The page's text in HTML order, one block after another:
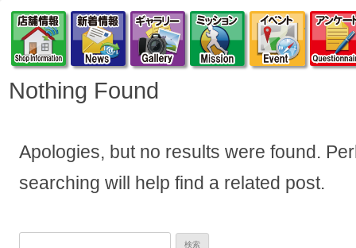
店舗情報新着情報ギャラリーミッション
イベ
Nothing Found
Apologies, but no results were found.
searching will help find a related post.
検